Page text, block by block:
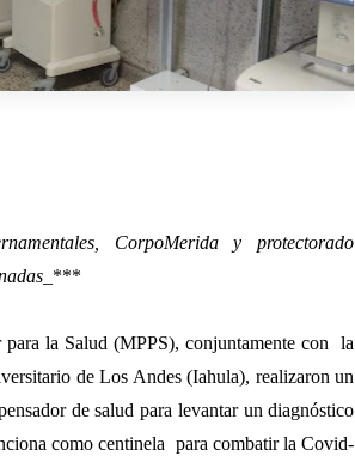
CorpoMerida y protectorado
***
la Salud (MPPS), conjuntamente con la
de Los Andes (Iahula), realizaron un
de salud para levantar un diagnóstico
como centinela para combatir la Covid-